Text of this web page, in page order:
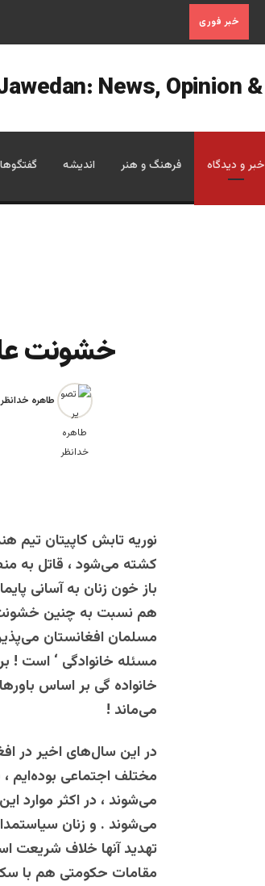
خبر فوری
خبر و دیدگاه فرهنگ و هنر اندیشه گفتگوها
خشونت
طاهره خدانظر
نوریه تابش کاپیتان تیم
کشته می‌شود ، قاتل به
باز خون زنان به آسانی
هم نسبت به چنین
مسلمان افغانستان
مسئله‌ خانوادگی ‘ است !
خانواده گی بر اساس
می‌ماند !
در این سال‌های اخیر در
مختلف اجتماعی بوده‌ایم
می‌شوند ، در اکثر موارد
می‌شوند . و زنان
تهدید آنها خلاف شریعت
مقامات حکومتی هم با